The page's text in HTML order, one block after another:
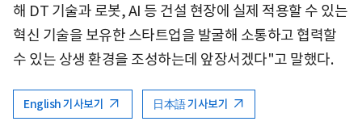
해 DT 기술과 로봇, AI 등 건설 현장에 실제 적용할 수 있는
혁신 기술을 보유한 스타트업을 발굴해 소통하고 협력할
수 있는 상생 환경을 조성하는데 앞장서겠다"고 말했다.
English 기사보기 日本語 기사보기